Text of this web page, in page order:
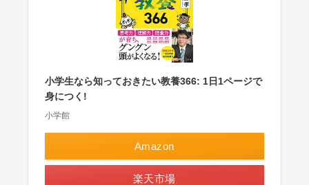
小学生なら知っておきたい教養366: 1日1ページで
身につく!
小学館
Amazon
楽天市場